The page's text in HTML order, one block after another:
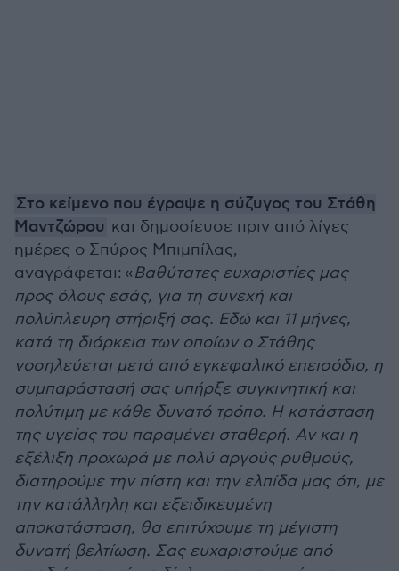
Στο κείμενο που έγραψε η σύζυγος του Στάθη
Μαντζώρου και δημοσίευσε πριν από λίγες
ημέρες ο Σπύρος Μπιμπίλας,
αναγράφεται: «Βαθύτατες ευχαριστίες μας
προς όλους εσάς, για τη συνεχή και
πολύπλευρη στήριξή σας. Εδώ και 11 μήνες,
κατά τη διάρκεια των οποίων ο Στάθης
νοσηλεύεται μετά από εγκεφαλικό επεισόδιο, η
συμπαράστασή σας υπήρξε συγκινητική και
πολύτιμη με κάθε δυνατό τρόπο. Η κατάσταση
της υγείας του παραμένει σταθερή. Αν και η
εξέλιξη προχωρά με πολύ αργούς ρυθμούς,
διατηρούμε την πίστη και την ελπίδα μας ότι, με
την κατάλληλη και εξειδικευμένη
αποκατάσταση, θα επιτύχουμε τη μέγιστη
δυνατή βελτίωση. Σας ευχαριστούμε από